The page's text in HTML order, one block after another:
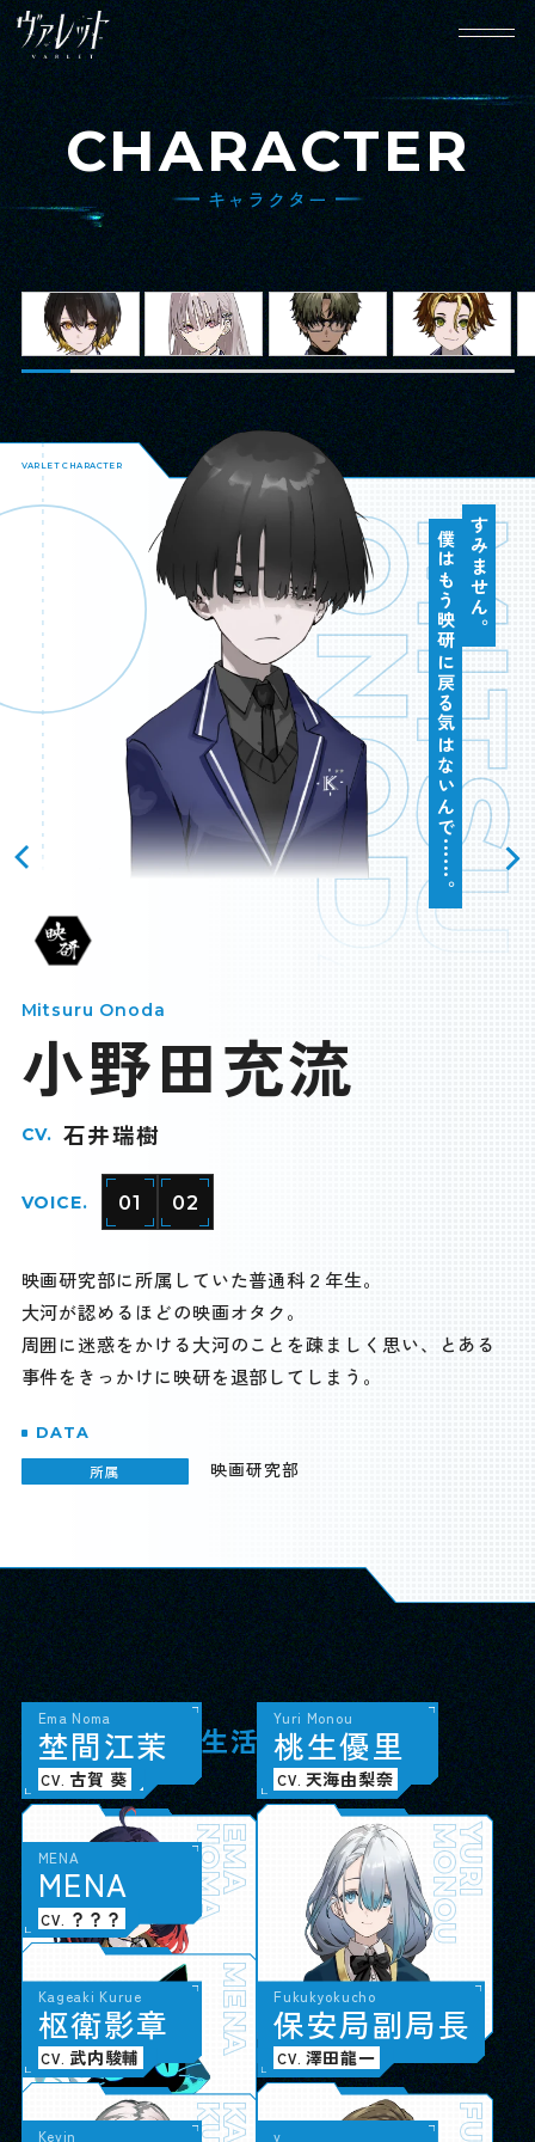
HOME
ホーム
NEWS
ニュース
WORLD
世界観設定
CHARACTER
キャラクター
GAME SYSTEM
ゲームシステム
MOVIE
動画
SPECIAL
SPEC BUY
製品情報＆購入ガイド
LANGUAGE JP EN
OFFICIAL
CHARACTER
キャラクター
VARLET CHARACTER
Mitsuru Onoda
小野田充流
CV. 石井瑞樹
VOICE. 01 02
映画研究部に所属していた普通科２年生。
大河が認めるほどの映画オタク。
周囲に迷惑をかける大河のことを疎ましく思い、とある
事件をきっかけに映研を退部してしまう。
DATA
所属 映画研究部
すみません。
僕はもう映研に戻る気はないんで……。
ONODA
SSS（生活相談室）
HERO
Hero
主人公
CV. 小松昌平
ARUKA
ARISAKA
Aruka Arisaka
有坂或花
CV. 鈴木みのり
TAKI
SUKINA
Taki Sukina
漉名多喜
CV. 堂島颯人
SOTA
KODAKI
Sota Kodaki
小瀧奏汰
CV. 大野智敬
NOA
HATSUSE
Noa Hatsuse
初瀬乃愛
CV. 田嶌紗蘭
TAIGA
TSUKIYAMA
Taiga Tsukiyama
月山大河
CV. 深町寿成
EMA
NOMA
Ema Noma
埜間江茉
CV. 古賀 葵
YURI
MONOU
Yuri Monou
桃生優里
CV. 天海由梨奈
ナビゲーションAI
MENA
MENA
MENA
CV. ？？？
保安局
Kageaki Kurue
枢衛影章
CV. 武内駿輔
Fukukyokucho
保安局副局長
CV. 澤田龍一
Kevin v